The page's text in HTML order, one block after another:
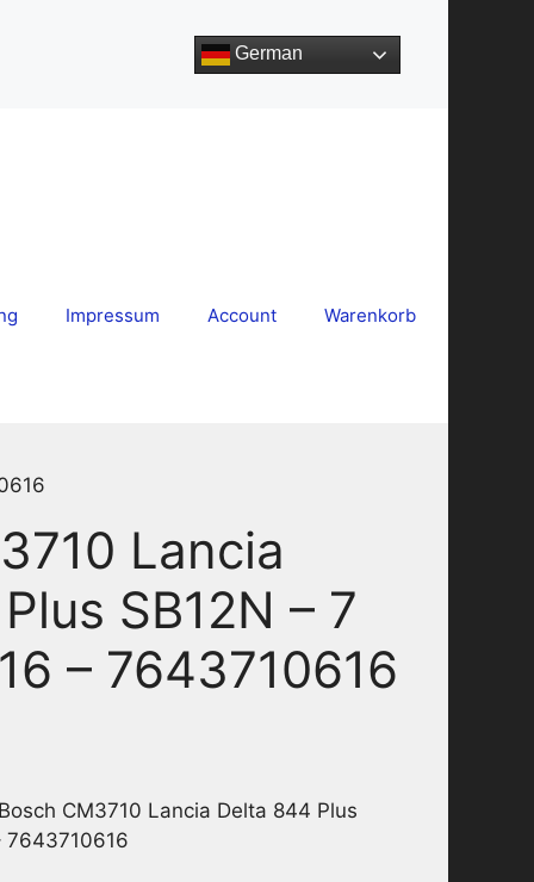
German
Impressum Account Warenkorb
Lancia
SB12N – 7
– 7643710616
CM3710 Lancia Delta 844 Plus
7643710616